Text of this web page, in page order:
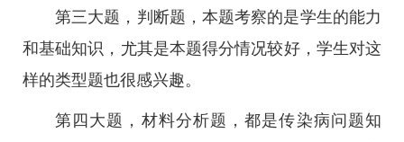
第三大题，判断题，本题考察的是学生的能力
和基础知识，尤其是本题得分情况较好，学生对这
样的类型题也很感兴趣。
第四大题，材料分析题，都是传染病问题知